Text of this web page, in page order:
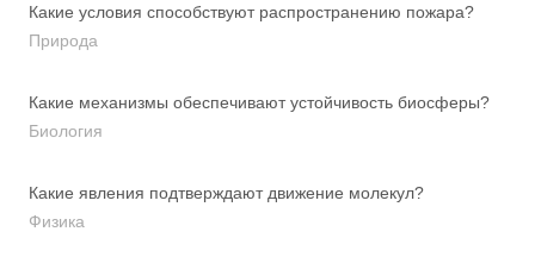
Какие условия способствуют распространению пожара?
Природа
Какие механизмы обеспечивают устойчивость биосферы?
Биология
Какие явления подтверждают движение молекул?
Физика